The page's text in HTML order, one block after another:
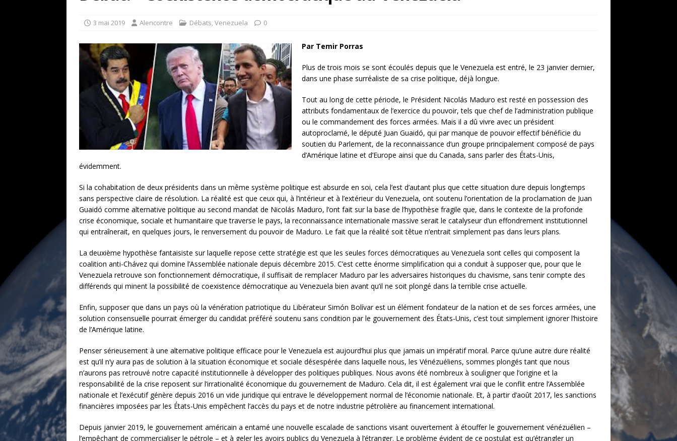
«Le discours de Trump sur la “fraude électorale” était une blague de mauvais
goût… et une menace»
ETATS-UNIS
[ 14 juin 2020 ] Brésil. Les vies noires comptent: l’urgence de la démilitarisation de la Police militaire
* LA UNE
3 mai 2019 Alencontre Débats,Venezuela 0
Par Temir Porras
Plus de trois mois se sont écoulés depuis que le Venezuela est entré, le 23 janvier dernier,
dans une phase surréaliste de sa crise politique, déjà longue.
Tout au long de cette période, le Président Nicolás Maduro est resté en possession des
attributs fondamentaux de l’exercice du pouvoir, tels que chef de l’administration publique
ou le commandement des forces armées. Mais il a dû vivre avec un président
autoproclamé, le député Juan Guaidó, qui par manque de pouvoir effectif bénéficie du
soutien du Parlement, de la reconnaissance d’un groupe principalement composé de pays
d’Amérique latine et d’Europe ainsi que du Canada, sans parler des États-Unis,
évidemment.
Si la cohabitation de deux présidents dans un même système politique est absurde en soi, cela l’est d’autant plus que cette situation dure depuis longtemps
sans perspective claire de résolution. La réalité est que ceux qui, à l’intérieur et à l’extérieur du Venezuela, ont soutenu l’orientation de la proclamation de Juan
Guaidó comme alternative politique au second mandat de Nicolás Maduro, l’ont fait sur la base de l’hypothèse fragile que, dans le contexte de la profonde
crise économique, sociale et humanitaire que traverse le pays, la reconnaissance internationale massive serait le catalyseur d’un effondrement institutionnel
qui entraînerait, en quelques jours, le renversement du pouvoir de Maduro. Le fait que la réalité soit têtue n’entrait simplement pas dans leurs plans.
La deuxième hypothèse fantaisiste sur laquelle repose cette stratégie est que les seules forces démocratiques au Venezuela sont celles qui composent la
coalition anti-Chávez qui domine l’Assemblée nationale depuis décembre 2015. C’est cette énorme simplification qui a conduit à supposer que, pour que le
Venezuela retrouve son fonctionnement démocratique, il suffisait de remplacer Maduro par les adversaires historiques du chavisme, sans tenir compte des
différends qui minent la possibilité de coexistence démocratique au Venezuela bien avant qu’il ne soit plongé dans la terrible crise actuelle.
Enfin, supposer que dans un pays où la vénération patriotique du Libérateur Simón Bolívar est un élément fondateur de la nation et de ses forces armées, une
solution consensuelle pourrait émerger du candidat préféré soutenu sans condition par le gouvernement des États-Unis, c’est tout simplement ignorer l’histoire
de l’Amérique latine.
Penser sérieusement à une alternative politique efficace pour le Venezuela est aujourd’hui plus que jamais un impératif moral. Parce qu’une autre dure réalité
est qu’il n’y aura pas de solution à la situation économique et sociale désespérée dans laquelle nous, les Vénézuéliens, sommes plongés tant que nous
n’aurons pas retrouvé notre capacité institutionnelle à développer des politiques publiques. Nous avons été nombreux à souligner que l’origine et la
responsabilité de la crise reposent sur l’irrationalité économique du gouvernement de Maduro. Cela dit, il est également vrai que le conflit entre l’Assemblée
nationale et l’exécutif génère depuis 2016 un vide juridique qui entrave le développement normal de l’économie nationale. Et, à partir d’août 2017, les sanctions
financières imposées par les États-Unis empêchent l’accès du pays et de notre industrie pétrolière au financement international.
Depuis janvier 2019, le gouvernement américain a entamé une nouvelle escalade de sanctions visant ouvertement à étouffer le gouvernement vénézuélien –
l’empêchant de commercialiser le pétrole – et à geler les avoirs publics du Venezuela à l’étranger. Le problème évident de ce postulat est qu’étrangler un